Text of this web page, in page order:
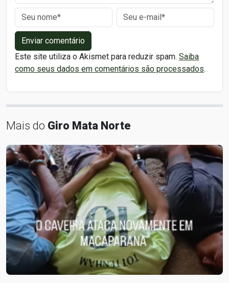
Enviar comentário
Este site utiliza o Akismet para reduzir spam. Saiba
como seus dados em comentários são processados.
Mais do Giro Mata Norte